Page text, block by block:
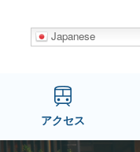
Japanese
アクセス